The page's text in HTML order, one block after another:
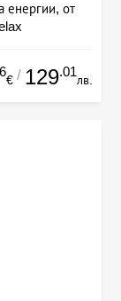
енергии, от
€ / 129.01
лв.